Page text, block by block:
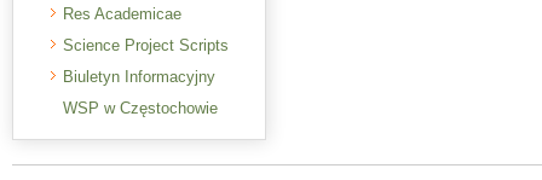
Res Academicae
Science Project Scripts
Biuletyn Informacyjny
WSP w Częstochowie